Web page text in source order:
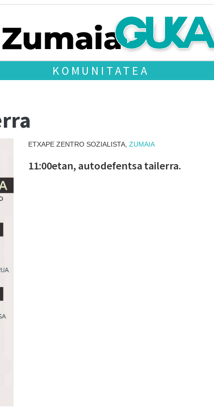
KOMUNITATEA
ETXAPE ZENTRO SOZIALISTA, ZUMAIA
11:00etan, autodefentsa tailerra.